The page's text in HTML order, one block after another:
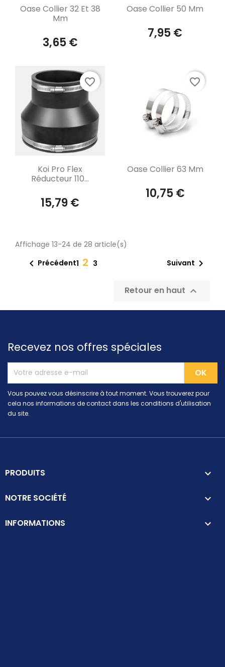
Aperçu rapide
Oase Collier 32 Et 38
Mm
3,65 €
Aperçu rapide
Oase Collier 50 Mm
7,95 €
Aperçu rapide
Koi Pro Flex
Réducteur 110...
15,79 €
favorite_border
Aperçu rapide
Oase Collier 63 Mm
10,75 €
favorite_border
Affichage 13-24 de 28 article(s)
 Précédent1 2 3 Suivant 
Retour en haut 
Recevez nos offres spéciales
Vous pouvez vous désinscrire à tout moment. Vous trouverez pour
cela nos informations de contact dans les conditions d'utilisation
du site.
PRODUITS 
NOTRE SOCIÉTÉ 
INFORMATIONS keyboard_arrow_down